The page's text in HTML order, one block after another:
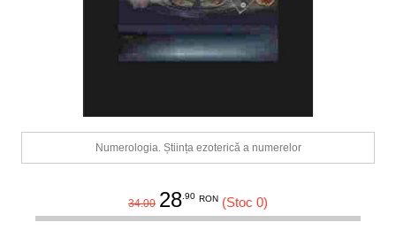
Numerologia. Știința ezoterică a numerelor
34.00 28.90 RON (Stoc 0)